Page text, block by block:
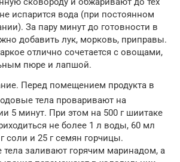
испарится вода (при постоянном
За пару минут до готовности в
добавить лук, морковь, приправы.
отлично сочетается с овощами,
пюре и лапшой.
Перед помещением продукта в
тела проваривают на
5 минут. При этом на 500 г шиитаке
не более 1 л воды, 60 мл
г соли и 25 г семян горчицы.
заливают горячим маринадом, а